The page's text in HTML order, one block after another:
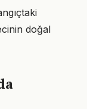
doğal